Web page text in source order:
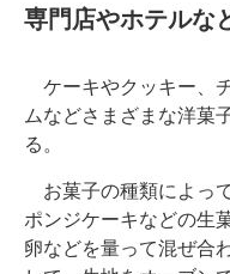
専門店やホテルな
ケーキやクッキー、
ムなどさまざまな洋菓
る。
お菓子の種類によっ
ポンジケーキなどの生
卵などを量って混ぜ合